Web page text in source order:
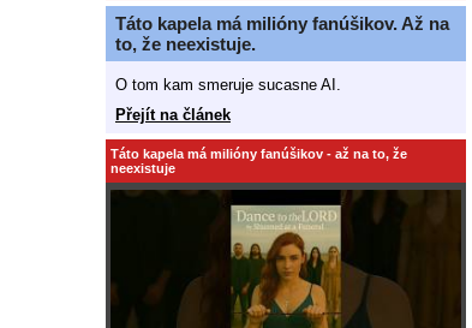
Táto kapela má milióny fanúšikov. Až na
to, že neexistuje.
O tom kam smeruje sucasne AI.
Přejít na článek
Táto kapela má milióny fanúšikov - až na to, že
neexistuje